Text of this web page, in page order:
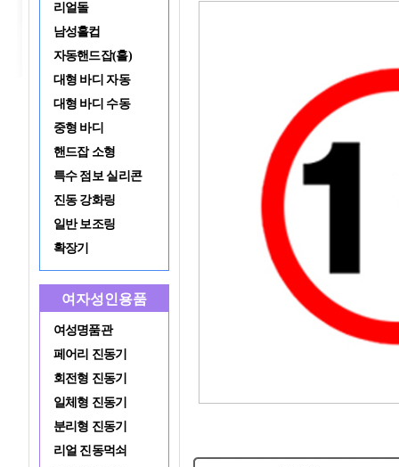
리얼돌
남성홀컵
자동핸드잡(홀)
대형 바디 자동
대형 바디 수동
중형 바디
핸드잡 소형
특수 점보 실리콘
진동 강화링
일반 보조링
확장기
여자성인용품
여성명품관
페어리 진동기
회전형 진동기
일체형 진동기
분리형 진동기
리얼 진동먹쇠